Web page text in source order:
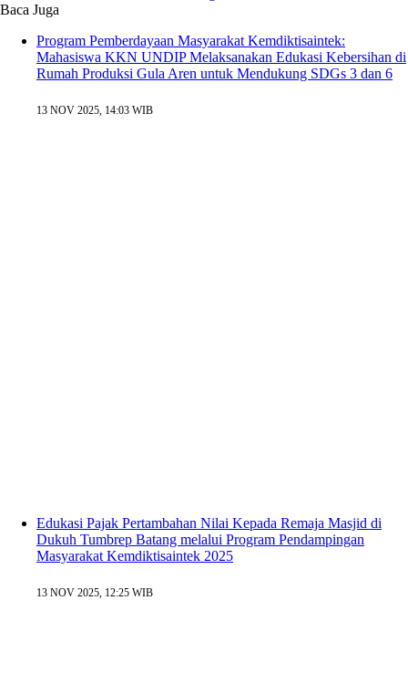
Baca Juga
Program Pemberdayaan Masyarakat Kemdiktisaintek:
Mahasiswa KKN UNDIP Melaksanakan Edukasi Kebersihan di
Rumah Produksi Gula Aren untuk Mendukung SDGs 3 dan 6
13 NOV 2025, 14:03 WIB
Edukasi Pajak Pertambahan Nilai Kepada Remaja Masjid di
Dukuh Tumbrep Batang melalui Program Pendampingan
Masyarakat Kemdiktisaintek 2025
13 NOV 2025, 12:25 WIB